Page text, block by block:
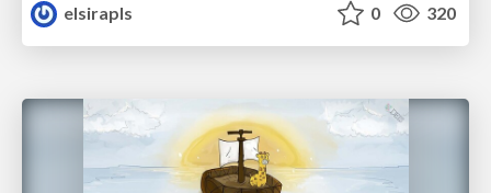
elsirapls
0 320